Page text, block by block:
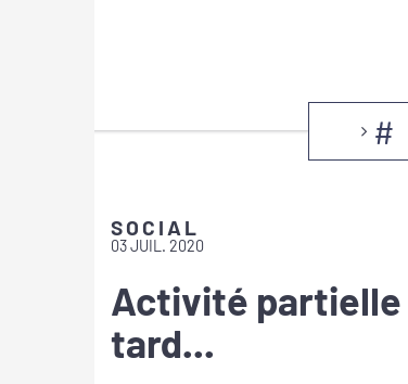
#
SOCIAL
03 JUIL. 2020
Activité partielle
tard...